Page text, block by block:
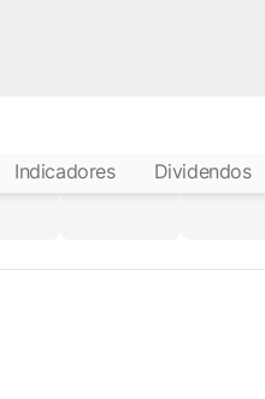
Indicadores Dividendos